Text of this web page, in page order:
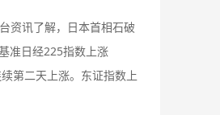
资讯了解，日本首相石破
准日经225指数上涨
第二天上涨。东证指数上